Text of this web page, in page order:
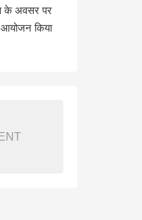
के अवसर पर
आयोजन किया